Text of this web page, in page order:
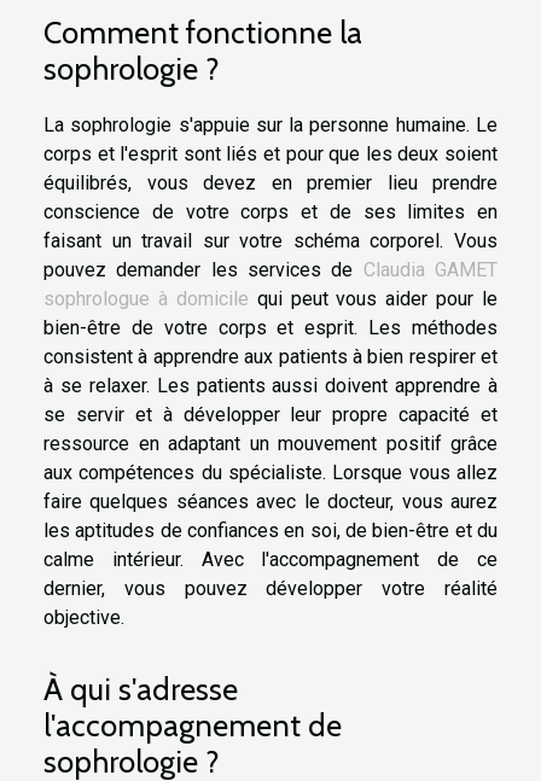
Comment fonctionne la
sophrologie ?
La sophrologie s'appuie sur la personne humaine. Le
corps et l'esprit sont liés et pour que les deux soient
équilibrés, vous devez en premier lieu prendre
conscience de votre corps et de ses limites en
faisant un travail sur votre schéma corporel. Vous
pouvez demander les services de Claudia GAMET
sophrologue à domicile qui peut vous aider pour le
bien-être de votre corps et esprit. Les méthodes
consistent à apprendre aux patients à bien respirer et
à se relaxer. Les patients aussi doivent apprendre à
se servir et à développer leur propre capacité et
ressource en adaptant un mouvement positif grâce
aux compétences du spécialiste. Lorsque vous allez
faire quelques séances avec le docteur, vous aurez
les aptitudes de confiances en soi, de bien-être et du
calme intérieur. Avec l'accompagnement de ce
dernier, vous pouvez développer votre réalité
objective.
À qui s'adresse
l'accompagnement de
sophrologie ?